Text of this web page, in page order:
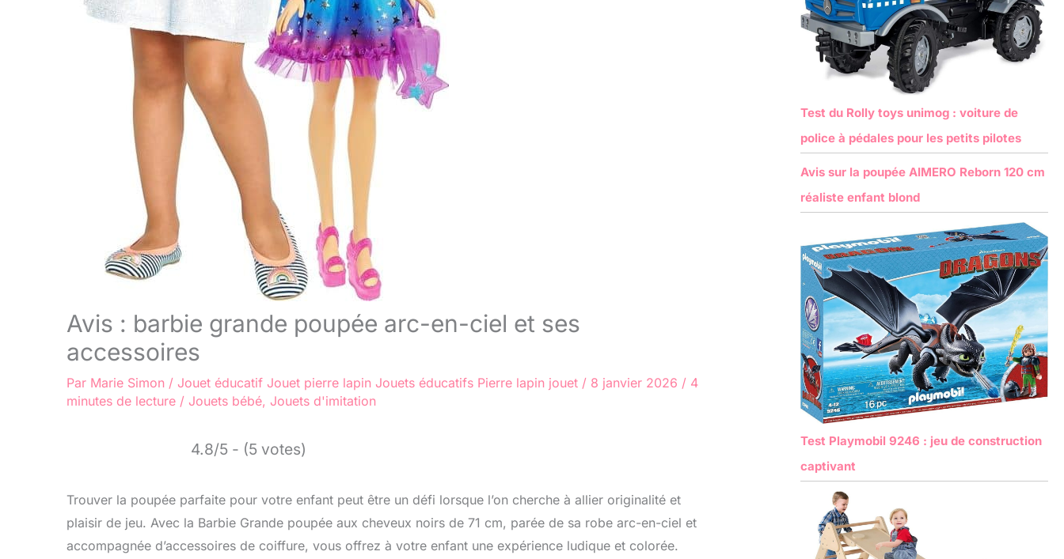
Avis : barbie grande poupée arc-en-ciel et ses
accessoires
Par Marie Simon / Jouet éducatif Jouet pierre lapin Jouets éducatifs Pierre lapin jouet / 8 janvier 2026 / 4
minutes de lecture / Jouets bébé, Jouets d'imitation
4.8/5 - (5 votes)
Trouver la poupée parfaite pour votre enfant peut être un défi lorsque l’on cherche à allier originalité et
plaisir de jeu. Avec la Barbie Grande poupée aux cheveux noirs de 71 cm, parée de sa robe arc-en-ciel et
accompagnée d’accessoires de coiffure, vous offrez à votre enfant une expérience ludique et colorée.
Test du Rolly toys unimog : voiture de
police à pédales pour les petits pilotes
Avis sur la poupée AIMERO Reborn 120 cm
réaliste enfant blond
Test Playmobil 9246 : jeu de construction
captivant